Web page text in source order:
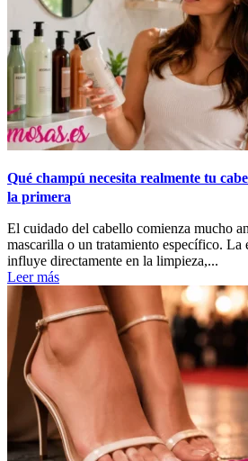
Qué champú necesita realmente tu
la primera
El cuidado del cabello comienza mucho
mascarilla o un tratamiento específico. La
influye directamente en la limpieza,...
Leer más